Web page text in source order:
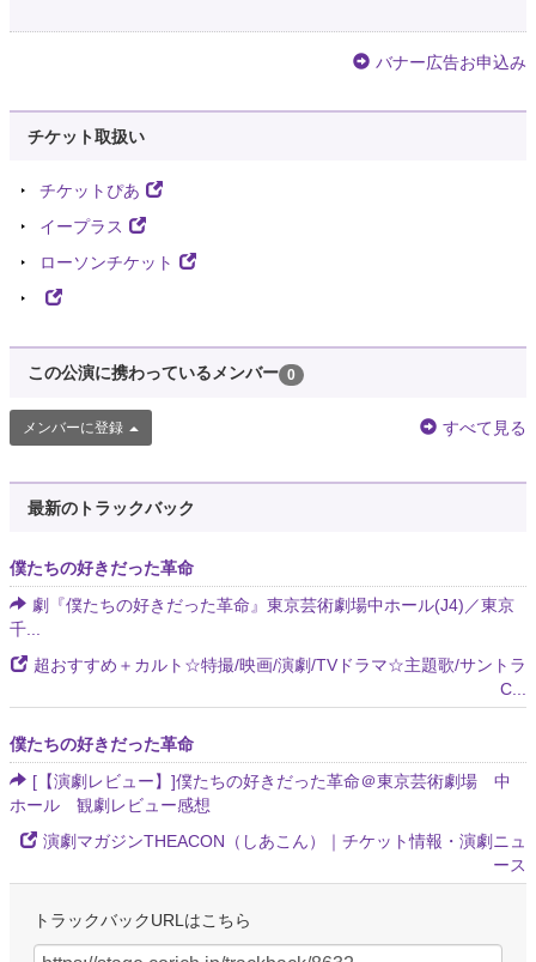
バナー広告お申込み
チケット取扱い
チケットぴあ
イープラス
ローソンチケット
この公演に携わっているメンバー 0
メンバーに登録 すべて見る
最新のトラックバック
僕たちの好きだった革命
劇『僕たちの好きだった革命』東京芸術劇場中ホール(J4)／東京
千...
超おすすめ＋カルト☆特撮/映画/演劇/TVドラマ☆主題歌/サントラ
C...
僕たちの好きだった革命
[【演劇レビュー】]僕たちの好きだった革命＠東京芸術劇場 中
ホール 観劇レビュー感想
演劇マガジンTHEACON（しあこん）｜チケット情報・演劇ニュ
ース
トラックバックURLはこちら